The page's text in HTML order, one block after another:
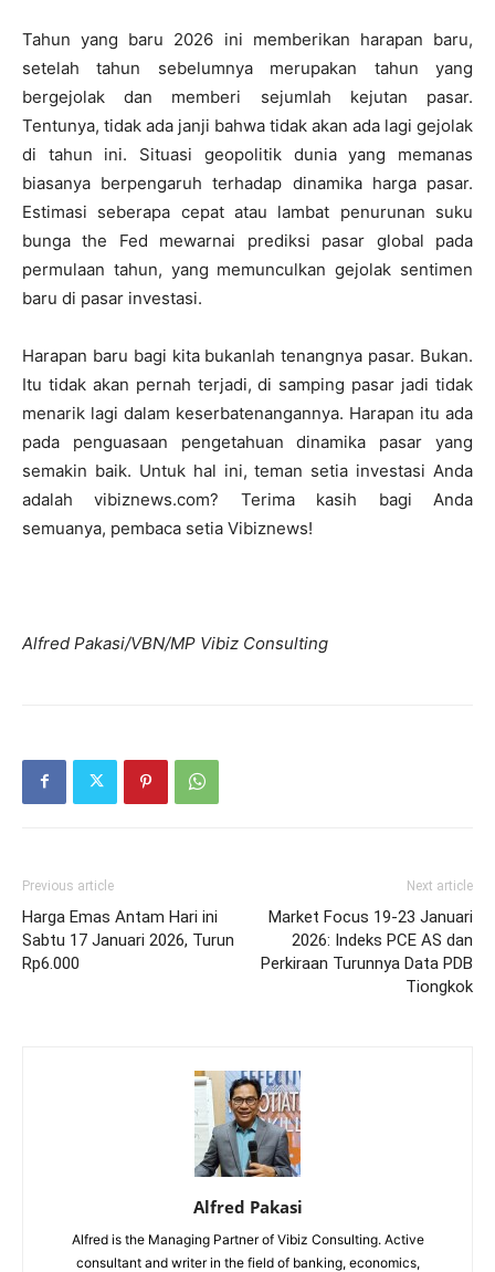
Tahun yang baru 2026 ini memberikan harapan baru,
setelah tahun sebelumnya merupakan tahun yang
bergejolak dan memberi sejumlah kejutan pasar.
Tentunya, tidak ada janji bahwa tidak akan ada lagi gejolak
di tahun ini. Situasi geopolitik dunia yang memanas
biasanya berpengaruh terhadap dinamika harga pasar.
Estimasi seberapa cepat atau lambat penurunan suku
bunga the Fed mewarnai prediksi pasar global pada
permulaan tahun, yang memunculkan gejolak sentimen
baru di pasar investasi.
Harapan baru bagi kita bukanlah tenangnya pasar. Bukan.
Itu tidak akan pernah terjadi, di samping pasar jadi tidak
menarik lagi dalam keserbatenangannya. Harapan itu ada
pada penguasaan pengetahuan dinamika pasar yang
semakin baik. Untuk hal ini, teman setia investasi Anda
adalah vibiznews.com? Terima kasih bagi Anda
semuanya, pembaca setia Vibiznews!
Alfred Pakasi/VBN/MP Vibiz Consulting
Previous article
Harga Emas Antam Hari ini
Sabtu 17 Januari 2026, Turun
Rp6.000
Next article
Market Focus 19-23 Januari
2026: Indeks PCE AS dan
Perkiraan Turunnya Data PDB
Tiongkok
Alfred Pakasi
Alfred is the Managing Partner of Vibiz Consulting. Active
consultant and writer in the field of banking, economics,